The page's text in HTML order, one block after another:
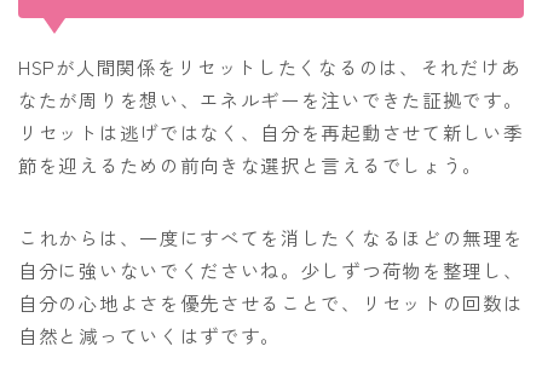
HSPが人間関係をリセットしたくなるのは、それだけあ
なたが周りを想い、エネルギーを注いできた証拠です。
リセットは逃げではなく、自分を再起動させて新しい季
節を迎えるための前向きな選択と言えるでしょう。
これからは、一度にすべてを消したくなるほどの無理を
自分に強いないでくださいね。少しずつ荷物を整理し、
自分の心地よさを優先させることで、リセットの回数は
自然と減っていくはずです。